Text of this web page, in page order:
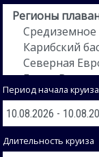
Период начала круиза
Длительность круиза